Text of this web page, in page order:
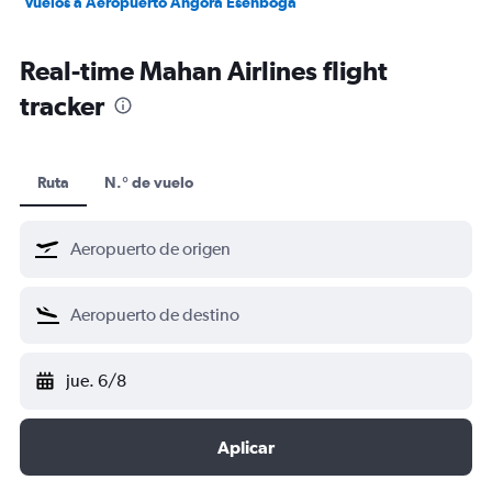
Real-time Mahan Airlines flight
tracker
Ruta N.° de vuelo
jue. 6/8
Aplicar